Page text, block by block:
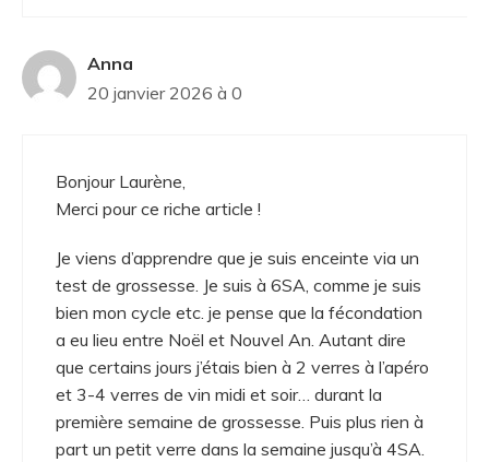
Anna
20 janvier 2026 à 0
Bonjour Laurène,
Merci pour ce riche article !
Je viens d’apprendre que je suis enceinte via un
test de grossesse. Je suis à 6SA, comme je suis
bien mon cycle etc. je pense que la fécondation
a eu lieu entre Noël et Nouvel An. Autant dire
que certains jours j’étais bien à 2 verres à l’apéro
et 3-4 verres de vin midi et soir… durant la
première semaine de grossesse. Puis plus rien à
part un petit verre dans la semaine jusqu’à 4SA.